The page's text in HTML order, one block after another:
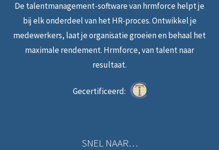
De talentmanagement-software van hrmforce helpt je
bij elk onderdeel van het HR-proces. Ontwikkel je
medewerkers, laat je organisatie groeien en behaal het
maximale rendement. Hrmforce, van talent naar
resultaat.
Gecertificeerd:
SNEL NAAR…